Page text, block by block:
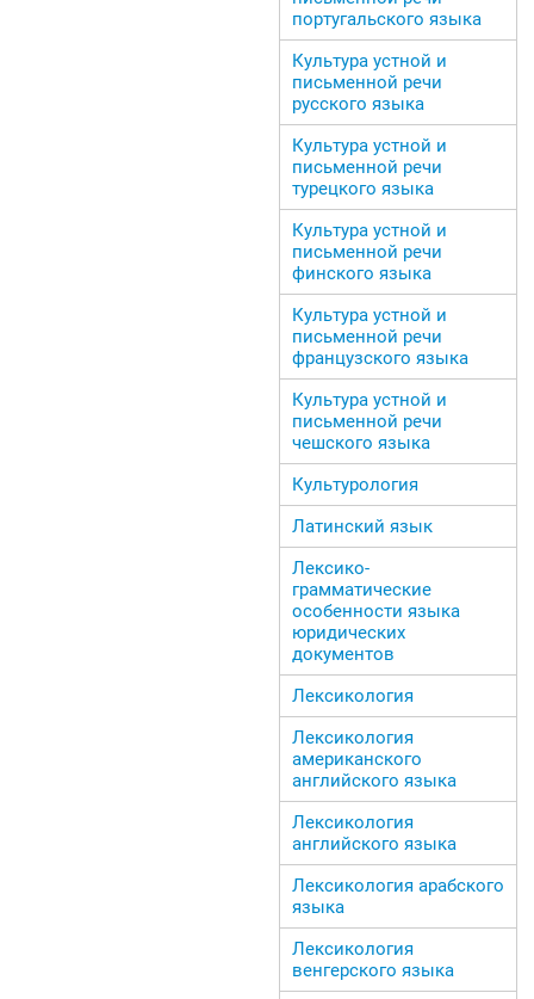
португальского языка
Культура устной и
письменной речи
русского языка
Культура устной и
письменной речи
турецкого языка
Культура устной и
письменной речи
финского языка
Культура устной и
письменной речи
французского языка
Культура устной и
письменной речи
чешского языка
Культурология
Латинский язык
Лексико-
грамматические
особенности языка
юридических
документов
Лексикология
Лексикология
американского
английского языка
Лексикология
английского языка
Лексикология арабского
языка
Лексикология
венгерского языка